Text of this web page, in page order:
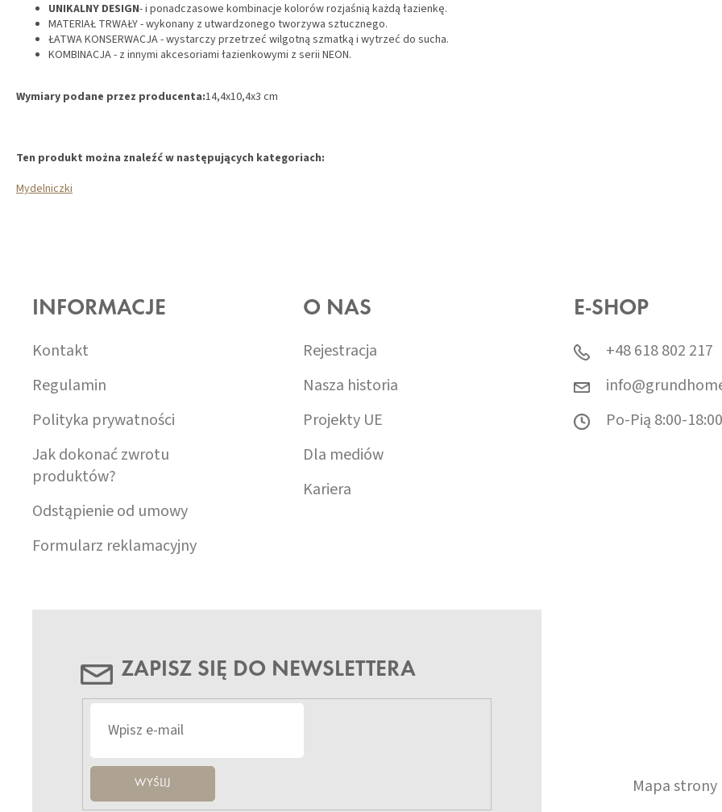
UNIKALNY DESIGN- i ponadczasowe kombinacje kolorów rozjaśnią każdą łazienkę.
MATERIAŁ TRWAŁY - wykonany z utwardzonego tworzywa sztucznego.
ŁATWA KONSERWACJA - wystarczy przetrzeć wilgotną szmatką i wytrzeć do sucha.
KOMBINACJA - z innymi akcesoriami łazienkowymi z serii NEON.
Wymiary podane przez producenta:14,4x10,4x3 cm
Ten produkt można znaleźć w następujących kategoriach:
Mydelniczki
INFORMACJE
Kontakt
Regulamin
Polityka prywatności
Jak dokonać zwrotu
produktów?
Odstąpienie od umowy
Formularz reklamacyjny
O NAS
Rejestracja
Nasza historia
Projekty UE
Dla mediów
Kariera
E-SHOP
+48 618 802 217
Po-Pią 8:00-18:00
ZAPISZ SIĘ DO NEWSLETTERA
WYŚLIJ Mapa strony